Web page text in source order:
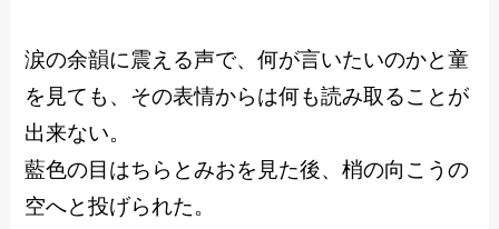
涙の余韻に震える声で、何が言いたいのかと童
を見ても、その表情からは何も読み取ることが
出来ない。
藍色の目はちらとみおを見た後、梢の向こうの
空へと投げられた。